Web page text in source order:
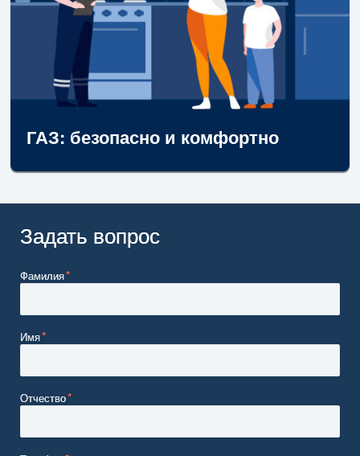
ГАЗ: безопасно и комфортно